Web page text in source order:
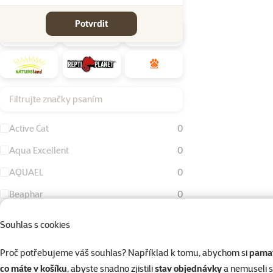
Souhlas s cookies
Proč potřebujeme váš souhlas? Například k tomu, abychom si
co máte v košíku, abyste snadno zjistilistav objednávkya nemuseli
Potvrdit
Filtrujte značky psaním
Active Cat
0
Aqua Excellent
0
AQUAEL
0
Beaphar
0
Eheim